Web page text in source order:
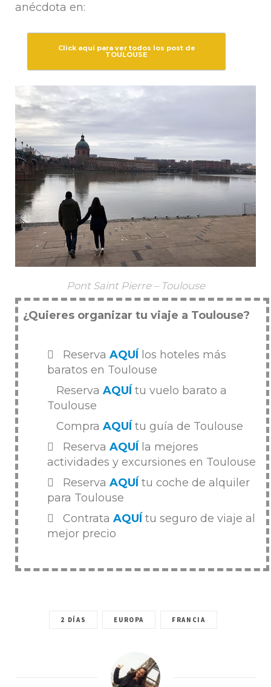
anécdota en:
Click aquí para ver todos los post de
TOULOUSE
Pont Saint Pierre – Toulouse
¿Quieres organizar tu viaje a Toulouse?
Reserva AQUÍ los hoteles más
baratos en Toulouse
Reserva AQUÍ tu vuelo barato a
Toulouse
Compra AQUÍ tu guía de Toulouse
Reserva AQUÍ la mejores
actividades y excursiones en Toulouse
Reserva AQUÍ tu coche de alquiler
para Toulouse
Contrata AQUÍ tu seguro de viaje al
mejor precio
2 DÍAS EUROPA FRANCIA